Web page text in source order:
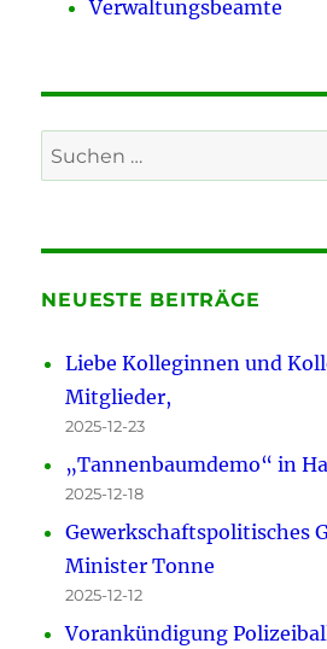
Verwaltungsbeamte
Suchen
nach:
NEUESTE BEITRÄGE
Liebe Kolleginnen und
Mitglieder,
2025-12-23
„Tannenbaumdemo“ in
2025-12-18
Gewerkschaftspolitisches
Minister Tonne
2025-12-12
Vorankündigung